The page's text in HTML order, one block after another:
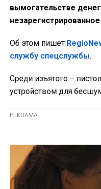
вымогательстве
Об этом пишет
службу спецслужбы.
Среди изъятого –
устройством для